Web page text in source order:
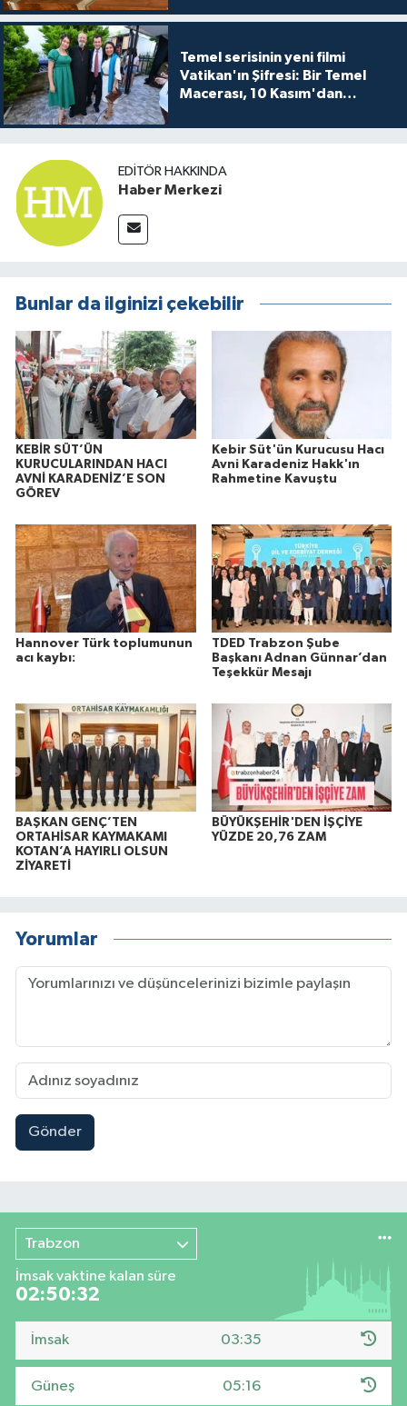
Temel serisinin yeni filmi
Vatikan'ın Şifresi: Bir Temel
Macerası, 10 Kasım'dan
buluşuyo
EDITÖR HAKKINDA
Haber Merkezi
Bunlar da ilginizi çekebilir
KEBİR SÜT’ÜN
KURUCULARINDAN HACI
AVNİ KARADENİZ’E SON
GÖREV
Kebir Süt'ün Kurucusu Hacı
Avni Karadeniz Hakk'ın
Rahmetine Kavuştu
Hannover Türk toplumunun
acı kaybı:
TDED Trabzon Şube
Başkanı Adnan Günnar’dan
Teşekkür Mesajı
BAŞKAN GENÇ’TEN
ORTAHİSAR KAYMAKAMI
KOTAN’A HAYIRLI OLSUN
ZİYARETİ
BÜYÜKŞEHİR'DEN İŞÇİYE
YÜZDE 20,76 ZAM
Yorumlar
Gönder
Trabzon
İmsak vaktine kalan süre
02:50:32
İmsak 03:35
Güneş 05:16